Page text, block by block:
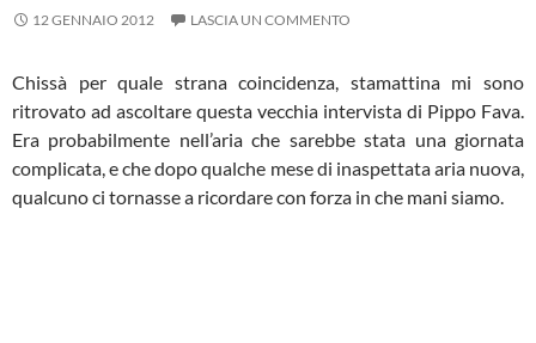
12 GENNAIO 2012 LASCIA UN COMMENTO
Chissà per quale strana coincidenza, stamattina mi sono
ritrovato ad ascoltare questa vecchia intervista di Pippo Fava.
Era probabilmente nell’aria che sarebbe stata una giornata
complicata, e che dopo qualche mese di inaspettata aria nuova,
qualcuno ci tornasse a ricordare con forza in che mani siamo.